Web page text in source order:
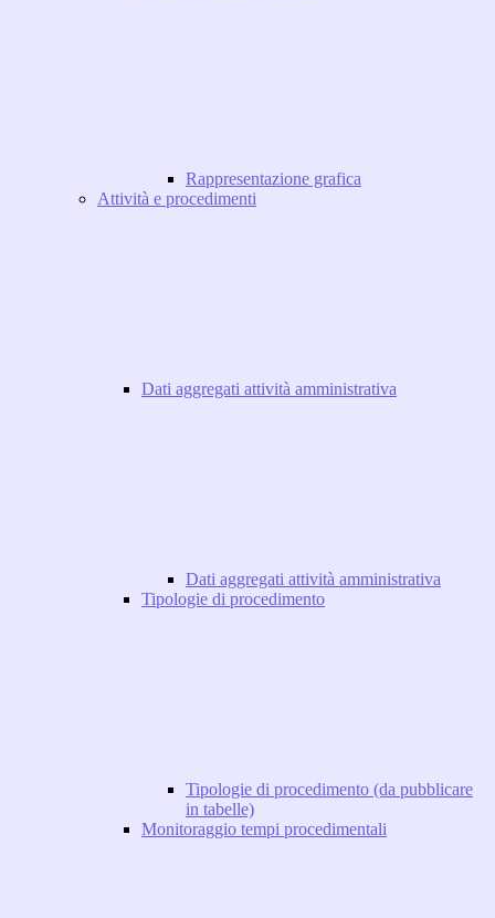
Rappresentazione grafica
Attività e procedimenti
Dati aggregati attività amministrativa
Dati aggregati attività amministrativa
Tipologie di procedimento
Tipologie di procedimento (da pubblicare
in tabelle)
Monitoraggio tempi procedimentali